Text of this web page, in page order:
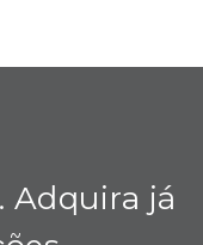
Adquira já